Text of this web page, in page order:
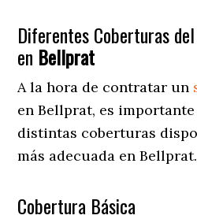
Diferentes Coberturas
en Bellprat
A la hora de contratar un
en Bellprat, es
distintas coberturas
más adecuada en Bellprat.
Cobertura Básica